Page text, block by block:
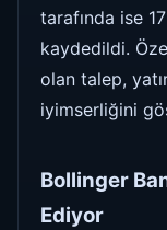
tarafında ise
kaydedildi.
olan talep,
iyimserliğini
Bollinger
Ediyor